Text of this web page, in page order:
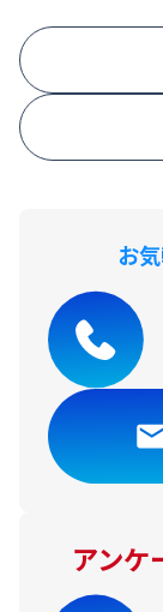
お
アンケ